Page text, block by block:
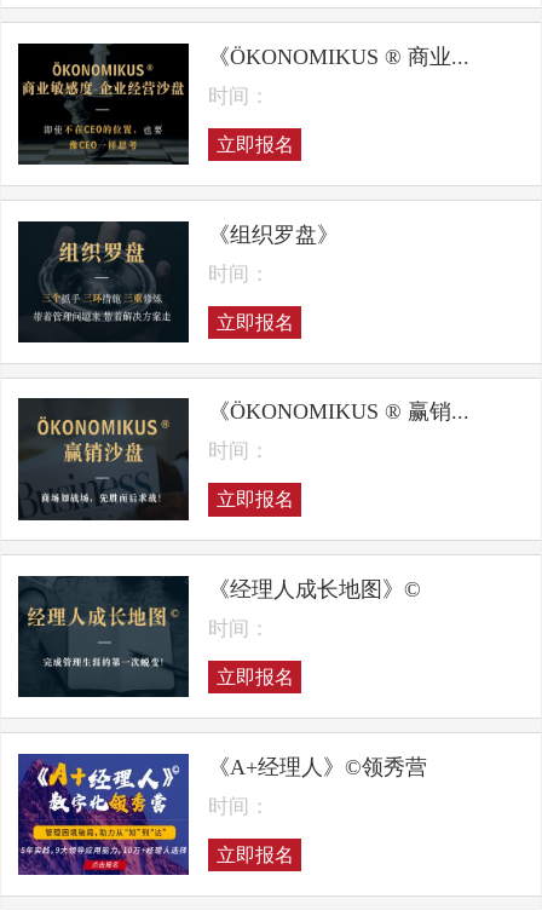
《ÖKONOMIKUS ® 商业...
时间：
立即报名
《组织罗盘》
时间：
立即报名
《ÖKONOMIKUS ® 赢销...
时间：
立即报名
《经理人成长地图》©
时间：
立即报名
《A+经理人》©领秀营
时间：
立即报名